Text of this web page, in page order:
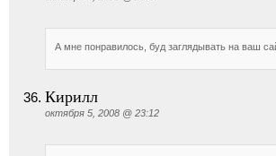
А мне понравилось, буд заглядывать на ваш
Кирилл
октября 5, 2008 @ 23:12